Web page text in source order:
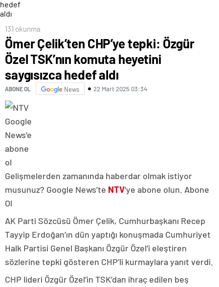
131 okunma
Ömer Çelik’ten CHP’ye tepki: Özgür
Özel TSK’nın komuta heyetini
saygısızca hedef aldı
ABONE OL News 22 Mart 2025 03:34
Gelişmelerden zamanında haberdar olmak istiyor
musunuz? Google News’te NTV‘ye abone olun. Abone
Ol
AK Parti Sözcüsü Ömer Çelik, Cumhurbaşkanı Recep
Tayyip Erdoğan’ın dün yaptığı konuşmada Cumhuriyet
Halk Partisi Genel Başkanı Özgür Özel’i eleştiren
sözlerine tepki gösteren CHP’li kurmaylara yanıt verdi.
CHP lideri Özgür Özel’in TSK’dan ihraç edilen beş